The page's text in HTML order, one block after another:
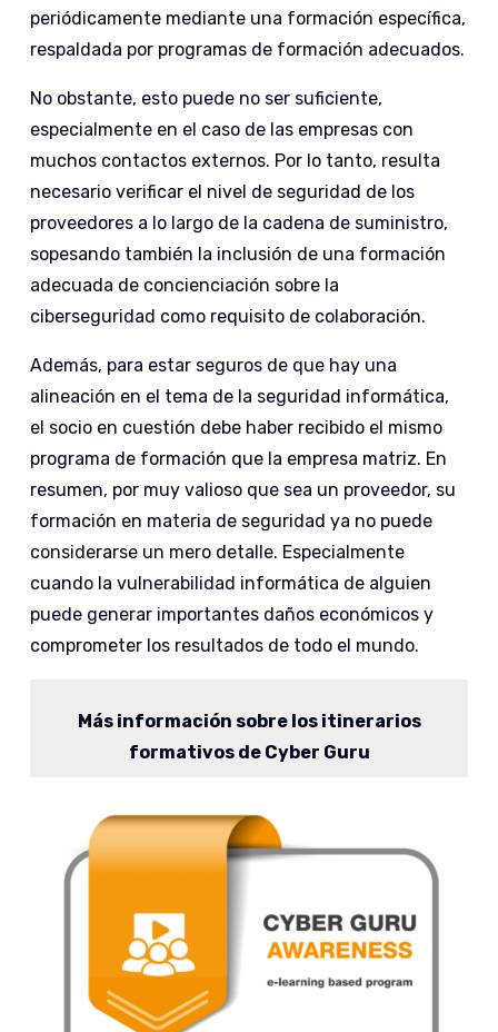
periódicamente mediante una formación específica,
respaldada por programas de formación adecuados.
No obstante, esto puede no ser suficiente,
especialmente en el caso de las empresas con
muchos contactos externos. Por lo tanto, resulta
necesario verificar el nivel de seguridad de los
proveedores a lo largo de la cadena de suministro,
sopesando también la inclusión de una formación
adecuada de concienciación sobre la
ciberseguridad como requisito de colaboración.
Además, para estar seguros de que hay una
alineación en el tema de la seguridad informática,
el socio en cuestión debe haber recibido el mismo
programa de formación que la empresa matriz. En
resumen, por muy valioso que sea un proveedor, su
formación en materia de seguridad ya no puede
considerarse un mero detalle. Especialmente
cuando la vulnerabilidad informática de alguien
puede generar importantes daños económicos y
comprometer los resultados de todo el mundo.
Más información sobre los itinerarios
formativos de Cyber Guru